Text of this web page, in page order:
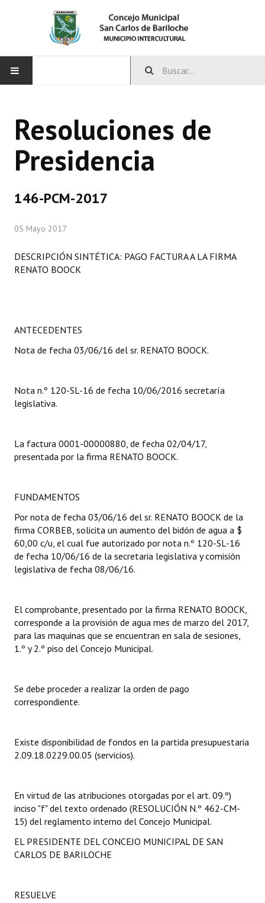
CONCEJO
Bloques Políticos
Comisiones Permanentes
Comisiones Especiales
Concejales Mandato Cumplido
Constitución Nacional
Constitución Provincial
Reglamento Interno
Organigrama
Proyectos Presentados
Dictámenes Asesoría Letrada
Ejecución Presupuestaria
Actas de Audiencias Públicas
Comunicaciones
Resoluciones
INSTITUCIONAL
Noticias Destacadas
Resoluciones de
Presidencia
146-PCM-2017
05 Mayo 2017
DESCRIPCIÓN SINTÉTICA: PAGO FACTURA A LA FIRMA
RENATO BOOCK
ANTECEDENTES
Nota de fecha 03/06/16 del sr. RENATO BOOCK.
Nota n.º 120-SL-16 de fecha 10/06/2016 secretaría
legislativa.
La factura 0001-00000880, de fecha 02/04/17,
presentada por la firma RENATO BOOCK.
FUNDAMENTOS
Por nota de fecha 03/06/16 del sr. RENATO BOOCK de la
firma CORBEB, solicita un aumento del bidón de agua a $
60,00 c/u, el cual fue autorizado por nota n.º 120-SL-16
de fecha 10/06/16 de la secretaria legislativa y comisión
legislativa de fecha 08/06/16.
El comprobante, presentado por la firma RENATO BOOCK,
corresponde a la provisión de agua mes de marzo del 2017,
para las maquinas que se encuentran en sala de sesiones,
1.º y 2.º piso del Concejo Municipal.
Se debe proceder a realizar la orden de pago
correspondiente.
Existe disponibilidad de fondos en la partida presupuestaria
2.09.18.0229.00.05 (servicios).
En virtud de las atribuciones otorgadas por el art. 09.º)
inciso "f" del texto ordenado (RESOLUCIÓN N.º 462-CM-
15) del reglamento interno del Concejo Municipal.
EL PRESIDENTE DEL CONCEJO MUNICIPAL DE SAN
CARLOS DE BARILOCHE
RESUELVE